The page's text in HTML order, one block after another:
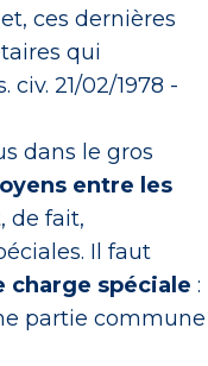
et, ces dernières
qui
21/02/1978 -
dans le gros
entre les
de fait,
Il faut
charge spéciale :
partie commune